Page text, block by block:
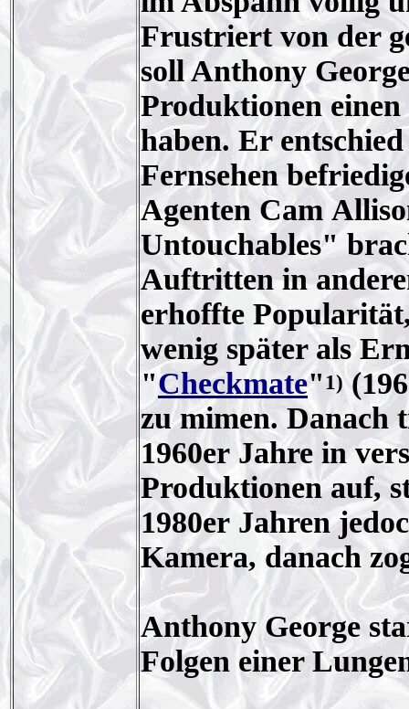
Frustriert von der
soll Anthony
Produktionen
haben. Er
Fernsehen
Agenten Cam
Untouchables"
Auftritten in
erhoffte
wenig später als
"Checkmate" 1)
zu mimen. Danach
1960er Jahre in
Produktionen auf,
1980er Jahren
Kamera, danach
Anthony George
Folgen einer